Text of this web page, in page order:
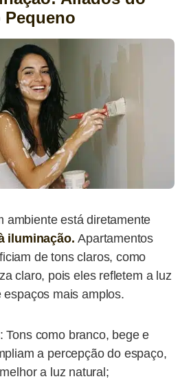
Pequeno
ambiente está diretamente
iluminação.Apartamentos
de tons claros, como
claro, pois eles refletem a luz
mais amplos.
: Tons como branco, bege e
a percepção do espaço,
a luz natural;